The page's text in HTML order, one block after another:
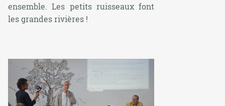
ensemble. Les petits ruisseaux font
les grandes rivières !